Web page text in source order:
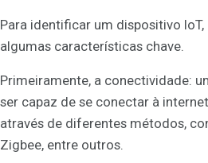
Para identificar um dispositivo
algumas características chave.
Primeiramente, a conectividade:
ser capaz de se conectar à
através de diferentes métodos,
Zigbee, entre outros.